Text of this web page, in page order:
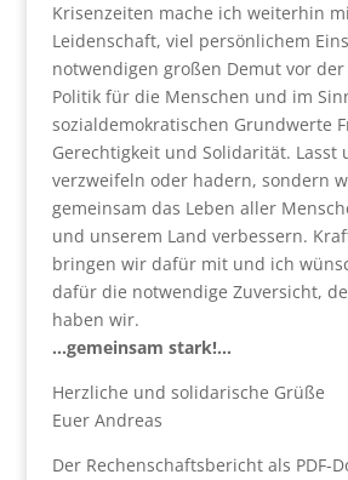
Krisenzeiten mache ich weiterhin
Leidenschaft, viel persönlichem
notwendigen großen Demut vor
Politik für die Menschen und im
sozialdemokratischen Grundwerte
Gerechtigkeit und Solidarität. Lasst
verzweifeln oder hadern, sondern
gemeinsam das Leben aller
und unserem Land verbessern.
bringen wir dafür mit und ich
dafür die notwendige Zuversicht,
haben wir.
…gemeinsam stark!…
Herzliche und solidarische Grüße
Euer Andreas
Der Rechenschaftsbericht als PDF-